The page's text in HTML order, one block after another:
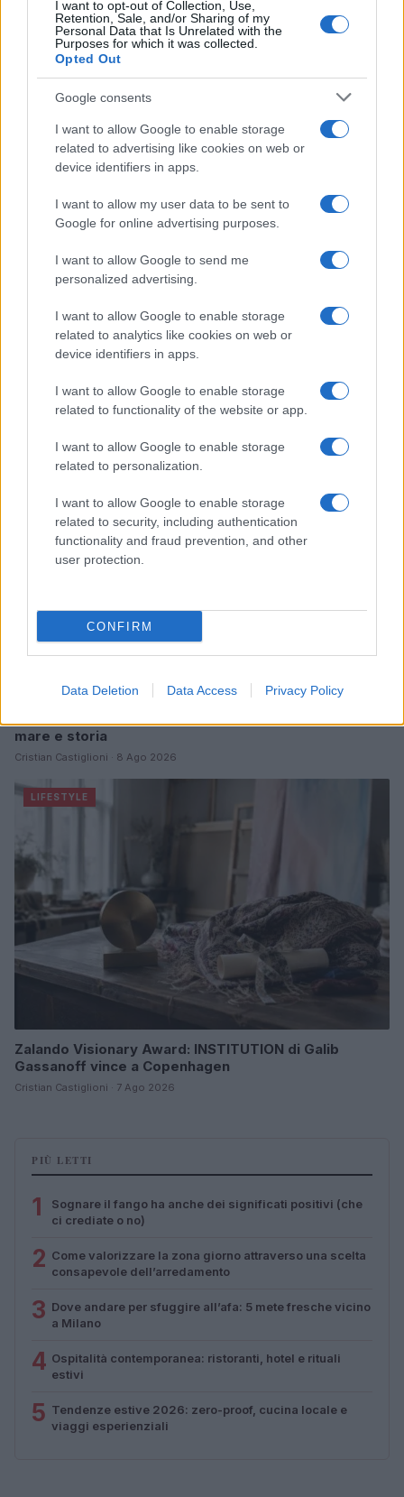
I want to opt-out of Collection, Use,
Retention, Sale, and/or Sharing of my
Personal Data that Is Unrelated with the
Purposes for which it was collected.
Opted Out
Google consents
I want to allow Google to enable storage
related to advertising like cookies on web or
device identifiers in apps.
I want to allow my user data to be sent to
Google for online advertising purposes.
I want to allow Google to send me
personalized advertising.
I want to allow Google to enable storage
related to analytics like cookies on web or
device identifiers in apps.
I want to allow Google to enable storage
related to functionality of the website or app.
I want to allow Google to enable storage
related to personalization.
I want to allow Google to enable storage
related to security, including authentication
functionality and fraud prevention, and other
user protection.
CONFIRM
Data Deletion Data Access Privacy Policy
Continua a leggere
Copenhagen Fashion Week SS27: le novità che stanno
rivoluzionando la moda
LIFESTYLE
mare e storia
Cristian Castiglioni · 8 Ago 2026
LIFESTYLE
Zalando Visionary Award: INSTITUTION di Galib
Gassanoff vince a Copenhagen
Cristian Castiglioni · 7 Ago 2026
PIÙ LETTI
1
Sognare il fango ha anche dei significati positivi (che
ci crediate o no)
2 Come valorizzare la zona giorno attraverso una scelta
consapevole dell’arredamento
3 Dove andare per sfuggire all’afa: 5 mete fresche vicino
a Milano
4 Ospitalità contemporanea: ristoranti, hotel e rituali
estivi
5 Tendenze estive 2026: zero-proof, cucina locale e
viaggi esperienziali